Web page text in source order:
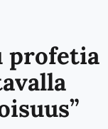
profetia